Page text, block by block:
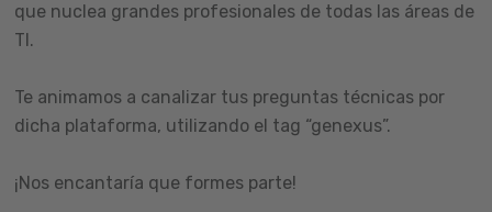
que nuclea grandes profesionales de todas las áreas de
TI.
Te animamos a canalizar tus preguntas técnicas por
dicha plataforma, utilizando el tag “genexus”.
¡Nos encantaría que formes parte!